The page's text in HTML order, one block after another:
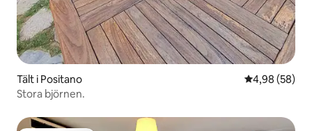
Tält i Positano 4,98 av 5 i
4,98 (58)
Stora björnen.